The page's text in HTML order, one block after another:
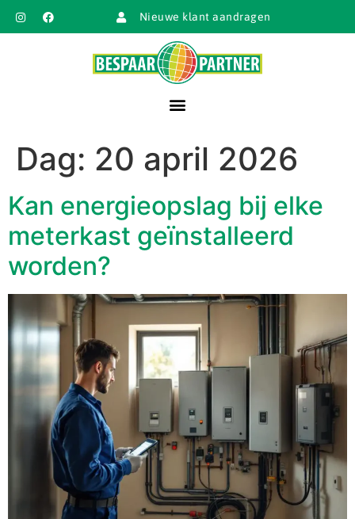
Nieuwe klant aandragen
Dag: 20 april 2026
Kan energieopslag bij elke
meterkast geïnstalleerd
worden?